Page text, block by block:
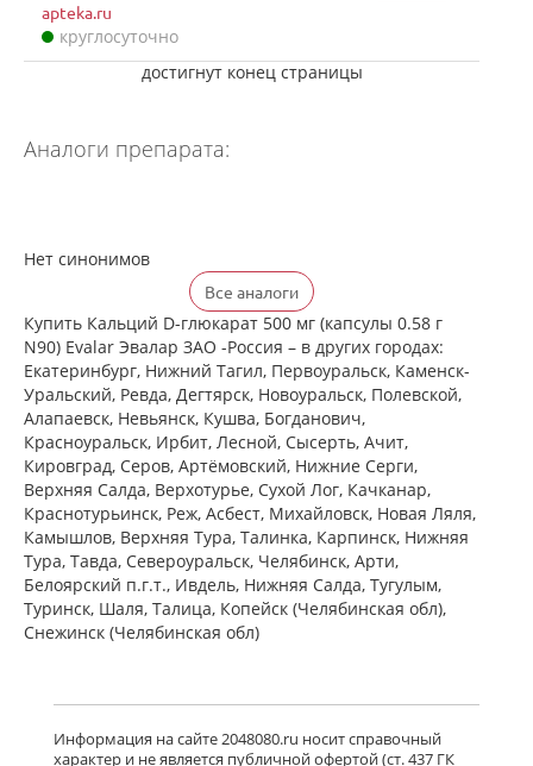
apteka.ru
круглосуточно
достигнут конец страницы
Аналоги препарата:
Нет синонимов
Все аналоги
Купить Кальций D-глюкарат 500 мг (капсулы 0.58 г
N90) Evalar Эвалар ЗАО -Россия – в других городах:
Екатеринбург, Нижний Тагил, Первоуральск, Каменск-
Уральский, Ревда, Дегтярск, Новоуральск, Полевской,
Алапаевск, Невьянск, Кушва, Богданович,
Красноуральск, Ирбит, Лесной, Сысерть, Ачит,
Кировград, Серов, Артёмовский, Нижние Cерги,
Верхняя Салда, Верхотурье, Сухой Лог, Качканар,
Краснотурьинск, Реж, Асбест, Михайловск, Новая Ляля,
Камышлов, Верхняя Тура, Талинка, Карпинск, Нижняя
Тура, Тавда, Североуральск, Челябинск, Арти,
Белоярский п.г.т., Ивдель, Нижняя Салда, Тугулым,
Туринск, Шаля, Талица, Копейск (Челябинская обл),
Снежинск (Челябинская обл)
Информация на сайте 2048080.ru носит справочный
характер и не является публичной офертой (ст. 437 ГК